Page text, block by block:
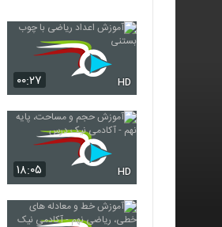
۰۰:۲۷ HD
۱۸:۰۵ HD